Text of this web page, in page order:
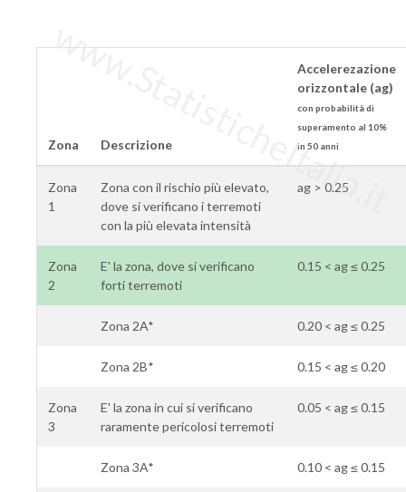
Zona Descrizione
Accelerezazione
orizzontale (ag)
con probabilità di
superamento al 10%
in 50 anni
Zona
1
Zona con il rischio più elevato,
dove si verificano i terremoti
con la più elevata intensità
ag > 0.25
Zona
2
E' la zona, dove si verificano
forti terremoti
0.15 < ag ≤ 0.25
Zona 2A* 0.20 < ag ≤ 0.25
Zona 2B* 0.15 < ag ≤ 0.20
Zona
3
E' la zona in cui si verificano
raramente pericolosi terremoti
0.05 < ag ≤ 0.15
Zona 3A* 0.10 < ag ≤ 0.15
www.StatisticheItalia.it